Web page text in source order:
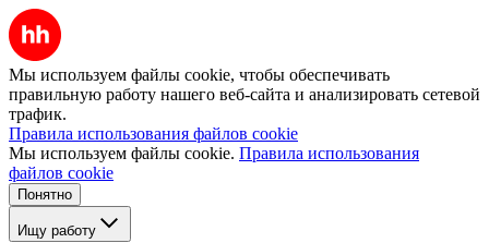
Мы используем файлы cookie, чтобы обеспечивать
правильную работу нашего веб-сайта и анализировать сетевой
трафик.
Правила использования файлов cookie
Мы используем файлы cookie. Правила использования
файлов cookie
Понятно
Ищу работу